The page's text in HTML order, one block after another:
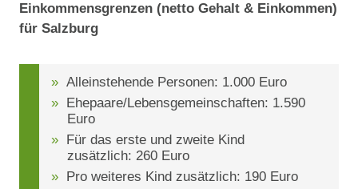
Einkommensgrenzen (netto Gehalt & Einkommen)
für Salzburg
Alleinstehende Personen: 1.000 Euro
Ehepaare/Lebensgemeinschaften: 1.590
Euro
Für das erste und zweite Kind
zusätzlich: 260 Euro
Pro weiteres Kind zusätzlich: 190 Euro